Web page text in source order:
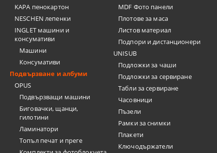
KAPA пенокартон
NESCHEN лепенки
INGLET машини и
консумативи
Машини
Консумативи
Подвързване и албуми
OPUS
Подвързващи машини
Биговачки, щанци,
гилотини
Ламинатори
Топъл печат и преге
MDF Фото панели
Плотове за маса
Листов материал
Подпори и дистанционери
UNISUB
Подложки за чаши
Подложки за сервиране
Табли за сервиране
Часовници
Пъзели
Рамки за снимки
Плакети
Ключодържатели